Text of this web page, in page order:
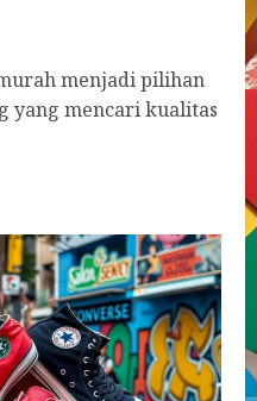
menjadi pilihan
yang mencari kualitas